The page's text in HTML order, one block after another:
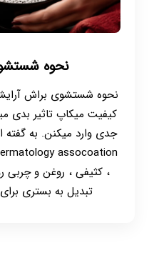
نحوه
نحوه شستشوی براش
کیفیت میکاپ تاثیر بدی
، کثیفی ، روغن و چربی
تبدیل به بستری